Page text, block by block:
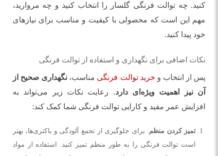
کنید. چه توالت فرنگی گلسار را انتخاب کنید و چه مروارید،
مهم این است که محصولی با کیفیت و مناسب برای نیازهای
خود پیدا کنید.
نکات اضافی برای نگهداری و استفاده از توالت فرنگی
پس از انتخاب و خرید توالت فرنگی مناسب، نگهداری صحیح از
آن نیز اهمیت ویژه‌ای دارد. رعایت نکات زیر می‌تواند به
افزایش عمر مفید و کارایی توالت فرنگی شما کمک کند:
تمیز کردن منظم: برای جلوگیری از تجمع آلودگی و باکتری‌ها، بهتر
است توالت فرنگی را به طور منظم تمیز کنید. استفاده از مواد